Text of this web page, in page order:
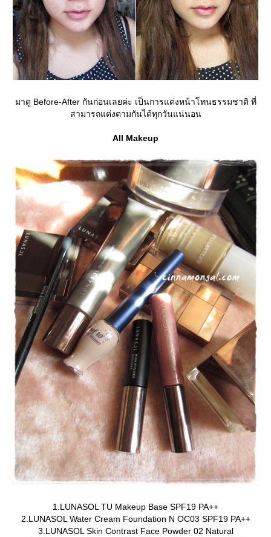
มาดู Before-After กันก่อนเลยค่ะ เป็นการแต่งหน้าโทนธรรมชาติ ที่
สามารถแต่งตามกันได้ทุกวันแน่นอน
All Makeup
1.LUNASOL TU Makeup Base SPF19 PA++
2.LUNASOL Water Cream Foundation N OC03 SPF19 PA++
3.LUNASOL Skin Contrast Face Powder 02 Natural